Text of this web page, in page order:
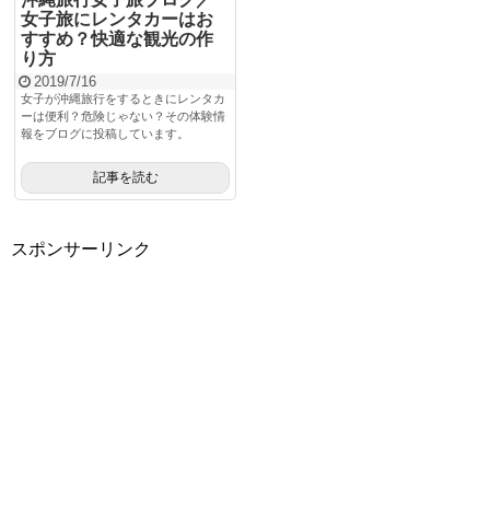
女子旅にレンタカーはお
すすめ？快適な観光の作
り方
2019/7/16
女子が沖縄旅行をするときにレンタカ
ーは便利？危険じゃない？その体験情
報をブログに投稿しています。
記事を読む
スポンサーリンク